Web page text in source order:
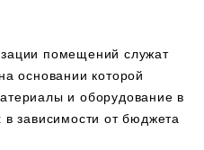
помещений служат
основании которой
и оборудование в
в зависимости от бюджета